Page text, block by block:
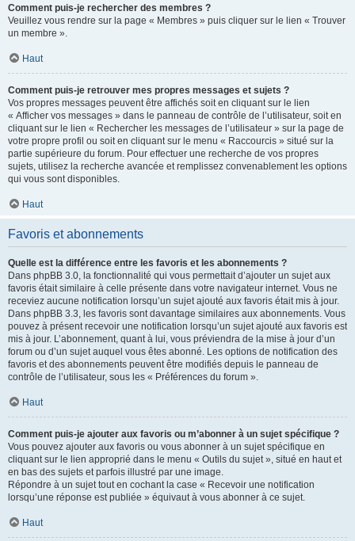
Comment puis-je rechercher des membres ?
Veuillez vous rendre sur la page « Membres » puis cliquer sur le lien « Trouver
un membre ».
Haut
Comment puis-je retrouver mes propres messages et sujets ?
Vos propres messages peuvent être affichés soit en cliquant sur le lien
« Afficher vos messages » dans le panneau de contrôle de l’utilisateur, soit en
cliquant sur le lien « Rechercher les messages de l’utilisateur » sur la page de
votre propre profil ou soit en cliquant sur le menu « Raccourcis » situé sur la
partie supérieure du forum. Pour effectuer une recherche de vos propres
sujets, utilisez la recherche avancée et remplissez convenablement les options
qui vous sont disponibles.
Haut
Favoris et abonnements
Quelle est la différence entre les favoris et les abonnements ?
Dans phpBB 3.0, la fonctionnalité qui vous permettait d’ajouter un sujet aux
favoris était similaire à celle présente dans votre navigateur internet. Vous ne
receviez aucune notification lorsqu’un sujet ajouté aux favoris était mis à jour.
Dans phpBB 3.3, les favoris sont davantage similaires aux abonnements. Vous
pouvez à présent recevoir une notification lorsqu’un sujet ajouté aux favoris est
mis à jour. L’abonnement, quant à lui, vous préviendra de la mise à jour d’un
forum ou d’un sujet auquel vous êtes abonné. Les options de notification des
favoris et des abonnements peuvent être modifiés depuis le panneau de
contrôle de l’utilisateur, sous les « Préférences du forum ».
Haut
Comment puis-je ajouter aux favoris ou m’abonner à un sujet spécifique ?
Vous pouvez ajouter aux favoris ou vous abonner à un sujet spécifique en
cliquant sur le lien approprié dans le menu « Outils du sujet », situé en haut et
en bas des sujets et parfois illustré par une image.
Répondre à un sujet tout en cochant la case « Recevoir une notification
lorsqu’une réponse est publiée » équivaut à vous abonner à ce sujet.
Haut